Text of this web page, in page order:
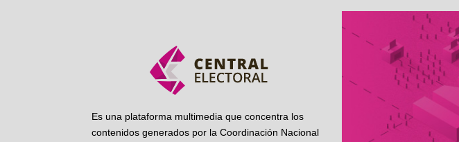
Es una plataforma multimedia que concentra los
contenidos generados por la Coordinación Nacional